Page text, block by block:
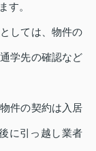
す。
しては、物件の
学先の確認など
件の契約は入居
に引っ越し業者